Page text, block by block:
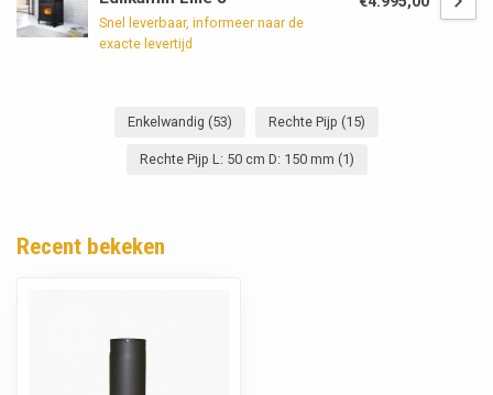
Snel leverbaar, informeer naar de
exacte levertijd
Enkelwandig (53) Rechte Pijp (15)
Rechte Pijp L: 50 cm D: 150 mm (1)
Recent bekeken